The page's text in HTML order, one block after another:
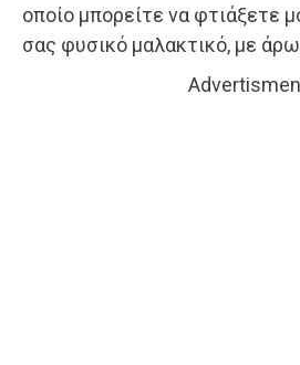
οποίο μπορείτε να φτιάξετε
σας φυσικό μαλακτικό, με